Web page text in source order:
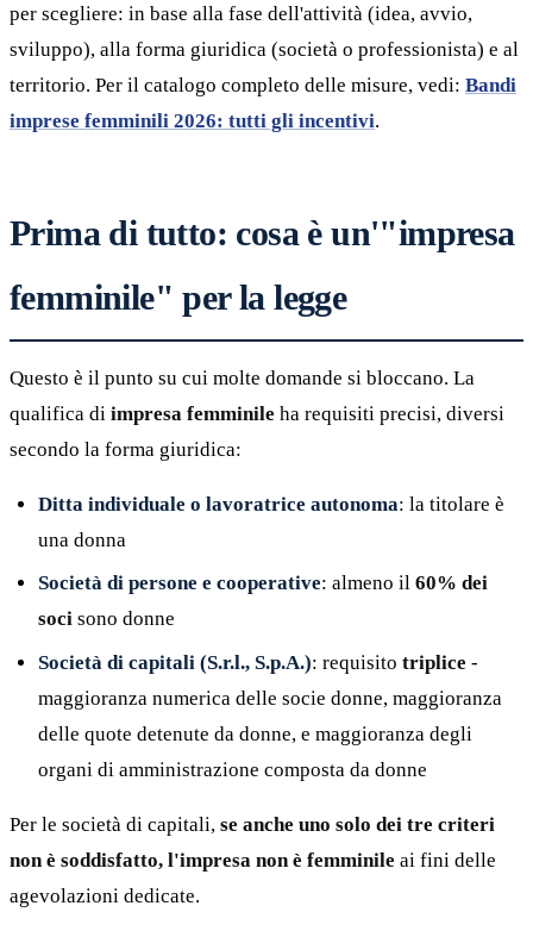
per scegliere: in base alla fase dell'attività (idea, avvio,
sviluppo), alla forma giuridica (società o professionista) e al
territorio. Per il catalogo completo delle misure, vedi: Bandi
imprese femminili 2026: tutti gli incentivi.
Prima di tutto: cosa è un'"impresa
femminile" per la legge
Questo è il punto su cui molte domande si bloccano. La
qualifica di impresa femminile ha requisiti precisi, diversi
secondo la forma giuridica:
Ditta individuale o lavoratrice autonoma: la titolare è
una donna
Società di persone e cooperative: almeno il 60% dei
soci sono donne
Società di capitali (S.r.l., S.p.A.): requisito triplice -
maggioranza numerica delle socie donne, maggioranza
delle quote detenute da donne, e maggioranza degli
organi di amministrazione composta da donne
Per le società di capitali, se anche uno solo dei tre criteri
non è soddisfatto, l'impresa non è femminile ai fini delle
agevolazioni dedicate.